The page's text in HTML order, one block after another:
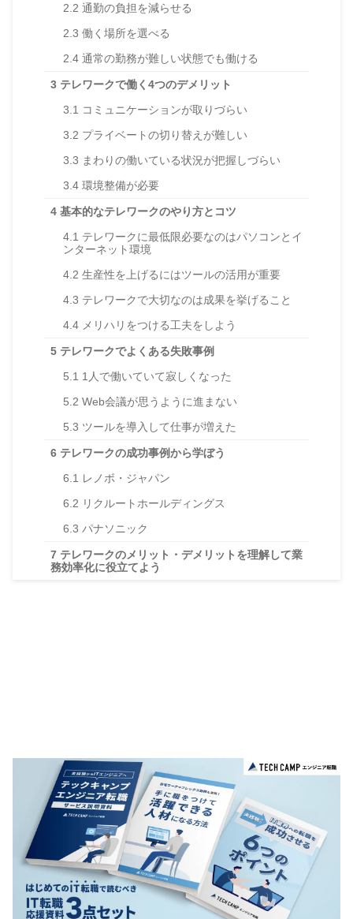
2.2 通勤の負担を減らせる
2.3 働く場所を選べる
2.4 通常の勤務が難しい状態でも働ける
3 テレワークで働く4つのデメリット
3.1 コミュニケーションが取りづらい
3.2 プライベートの切り替えが難しい
3.3 まわりの働いている状況が把握しづらい
3.4 環境整備が必要
4 基本的なテレワークのやり方とコツ
4.1 テレワークに最低限必要なのはパソコンとイ
ンターネット環境
4.2 生産性を上げるにはツールの活用が重要
4.3 テレワークで大切なのは成果を挙げること
4.4 メリハリをつける工夫をしよう
5 テレワークでよくある失敗事例
5.1 1人で働いていて寂しくなった
5.2 Web会議が思うように進まない
5.3 ツールを導入して仕事が増えた
6 テレワークの成功事例から学ぼう
6.1 レノボ・ジャパン
6.2 リクルートホールディングス
6.3 パナソニック
7 テレワークのメリット・デメリットを理解して業
務効率化に役立てよう